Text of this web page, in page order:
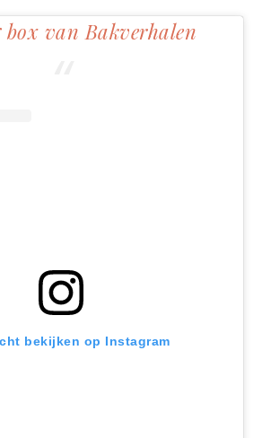
box van Bakverhalen
bekijken op Instagram